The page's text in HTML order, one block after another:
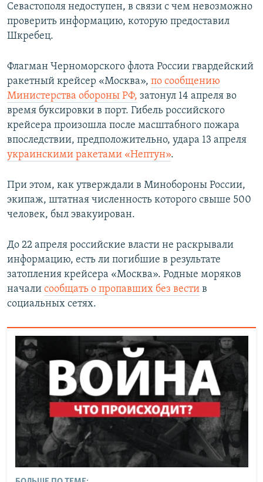
Севастополя недоступен, в связи с чем невозможно
проверить информацию, которую предоставил
Шкребец.
Флагман Черноморского флота России гвардейский
ракетный крейсер «Москва», по сообщению
Министерства обороны РФ, затонул 14 апреля во
время буксировки в порт. Гибель российского
крейсера произошла после масштабного пожара
впоследствии, предположительно, удара 13 апреля
украинскими ракетами «Нептун».
При этом, как утверждали в Минобороны России,
экипаж, штатная численность которого свыше 500
человек, был эвакуирован.
До 22 апреля российские власти не раскрывали
информацию, есть ли погибшие в результате
затопления крейсера «Москва». Родные моряков
начали сообщать о пропавших без вести в
социальных сетях.